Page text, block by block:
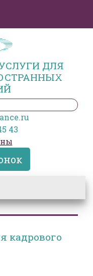
ДЛЯ
43
кадрового